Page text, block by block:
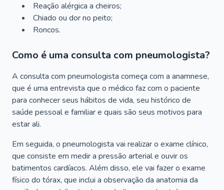
Reação alérgica a cheiros;
Chiado ou dor no peito;
Roncos.
Como é uma consulta com pneumologista?
A consulta com pneumologista começa com a anamnese,
que é uma entrevista que o médico faz com o paciente
para conhecer seus hábitos de vida, seu histórico de
saúde pessoal e familiar e quais são seus motivos para
estar ali.
Em seguida, o pneumologista vai realizar o exame clínico,
que consiste em medir a pressão arterial e ouvir os
batimentos cardíacos. Além disso, ele vai fazer o exame
físico do tórax, que inclui a observação da anatomia da